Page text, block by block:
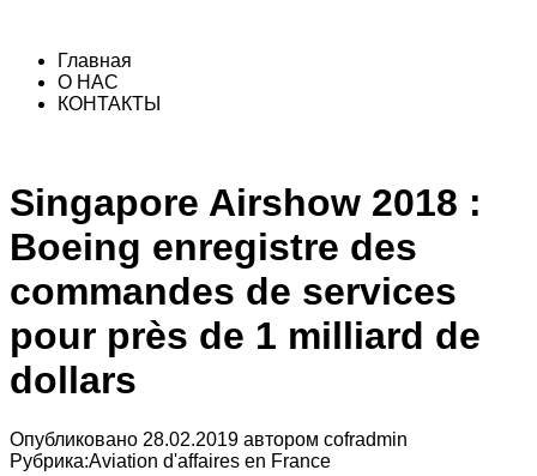
Главная
О НАС
КОНТАКТЫ
Singapore Airshow 2018 :
Boeing enregistre des
commandes de services
pour près de 1 milliard de
dollars
Опубликовано 28.02.2019 автором cofradmin
Рубрика:Aviation d'affaires en France